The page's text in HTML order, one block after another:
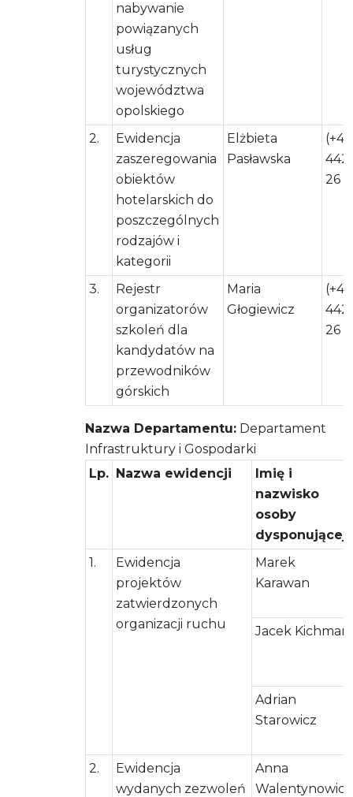
nabywanie
powiązanych
usług
turystycznych
województwa
opolskiego
2.
Ewidencja
zaszeregowania
obiektów
hotelarskich do
poszczególnych
rodzajów i
kategorii
Elżbieta
Pasławska
442
26
3.
Rejestr
organizatorów
szkoleń dla
kandydatów na
przewodników
górskich
Maria
Głogiewicz
442
26
Nazwa Departamentu: Departament
Infrastruktury i Gospodarki
Lp. Nazwa ewidencji
Imię i
nazwisko
osoby
dysponującej
1.
Ewidencja
projektów
zatwierdzonych
organizacji ruchu
Marek
Karawan
Jacek Kichman
Adrian
Starowicz
2.
Ewidencja
wydanych zezwoleń
Anna
Walentynowicz